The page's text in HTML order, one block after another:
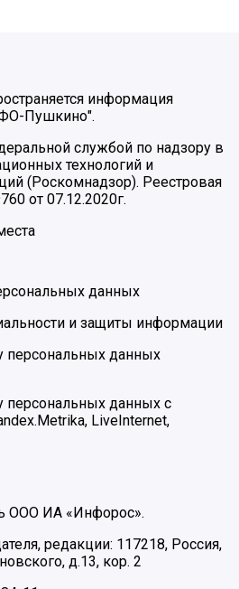
информация
Пушкино".
службой по надзору в
технологий и
(Роскомнадзор). Реестровая
от 07.12.2020г.
данных
и защиты информации
персональных данных
персональных данных с
LiveInternet,
ООО ИА «Инфорос».
редакции: 117218, Россия,
д.13, кор. 2